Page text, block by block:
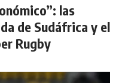
las
de Sudáfrica y el
Rugby